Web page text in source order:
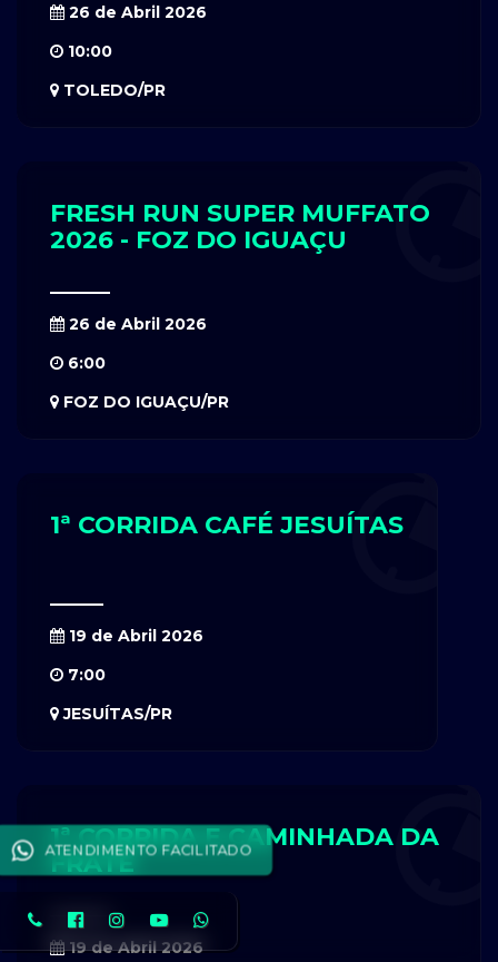
26 de Abril 2026
10:00
TOLEDO/PR
FRESH RUN SUPER MUFFATO
2026 - FOZ DO IGUAÇU
26 de Abril 2026
6:00
FOZ DO IGUAÇU/PR
1ª CORRIDA CAFÉ JESUÍTAS
19 de Abril 2026
7:00
JESUÍTAS/PR
1ª CORRIDA E CAMINHADA DA
FRATÊ
19 de Abril 2026
ATENDIMENTO FACILITADO